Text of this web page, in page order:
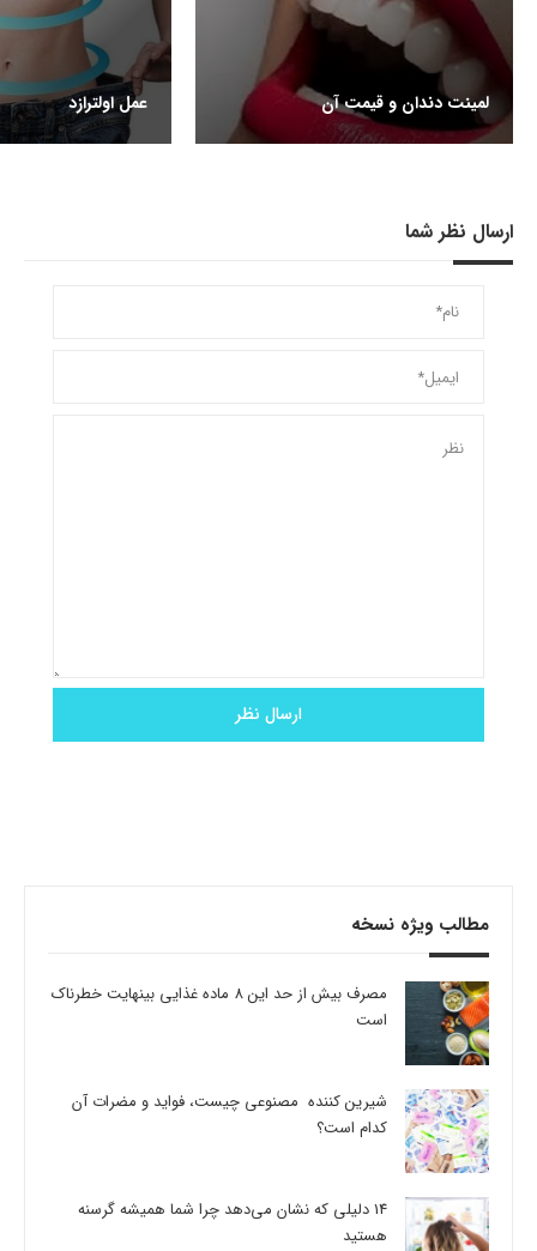
لمینت دندان و قیمت آن عمل اولترازد
ارسال نظر شما
مطالب ویژه نسخه
مصرف بیش از حد این 8 ماده غذایی بینهایت خطرناک
است
شیرین کننده مصنوعی چیست، فواید و مضرات آن
کدام است؟
14 دلیلی که نشان می‌دهد چرا شما همیشه گرسنه
هستید